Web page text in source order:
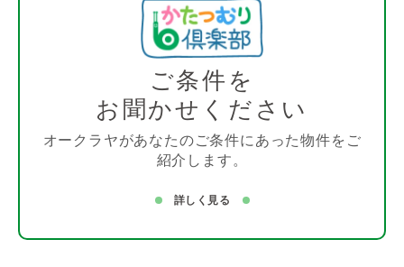
ご条件を
お聞かせください
オークラヤがあなたのご条件にあった物件をご
紹介します。
詳しく見る